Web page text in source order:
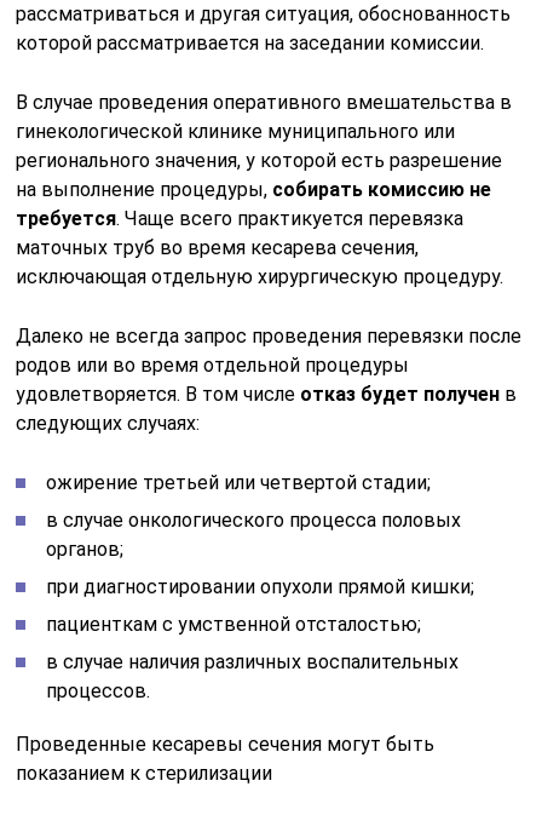
рассматриваться и другая ситуация, обоснованность
которой рассматривается на заседании комиссии.
В случае проведения оперативного вмешательства в
гинекологической клинике муниципального или
регионального значения, у которой есть разрешение
на выполнение процедуры, собирать комиссию не
требуется. Чаще всего практикуется перевязка
маточных труб во время кесарева сечения,
исключающая отдельную хирургическую процедуру.
Далеко не всегда запрос проведения перевязки после
родов или во время отдельной процедуры
удовлетворяется. В том числе отказ будет получен в
следующих случаях:
ожирение третьей или четвертой стадии;
в случае онкологического процесса половых
органов;
при диагностировании опухоли прямой кишки;
пациенткам с умственной отсталостью;
в случае наличия различных воспалительных
процессов.
Проведенные кесаревы сечения могут быть
показанием к стерилизации